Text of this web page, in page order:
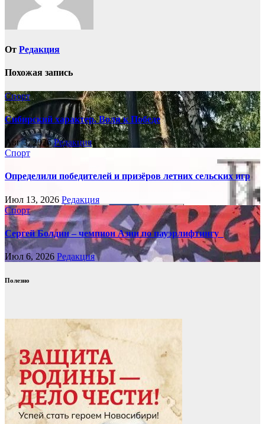
От Редакция
Похожая запись
Спорт
Сибирский характер. Воля к Победе
Авг 3, 2026Редакция
Спорт
Определили победителей и призёров летних сельских игр
Июл 13, 2026 Редакция
Спорт
Сергей Болдин – чемпион Азии по пауэрлифтингу
Июл 6, 2026 Редакция
Полезно